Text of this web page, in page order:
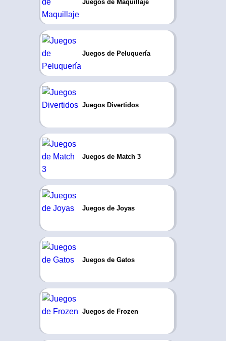
Juegos de Maquillaje
Juegos de Peluquería
Juegos Divertidos
Juegos de Match 3
Juegos de Joyas
Juegos de Gatos
Juegos de Frozen